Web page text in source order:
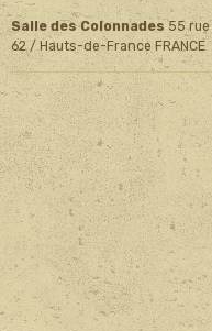
Salle des Colonnades 55 rue
62 / Hauts-de-France FRANCE